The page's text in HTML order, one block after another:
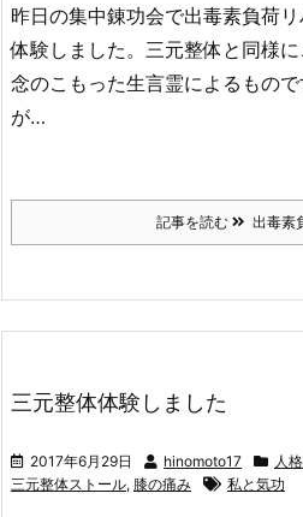
昨日の集中錬功会で出毒素負荷
体験しました。三元整体と同様
念のこもった生言霊によるもの
が…
記事を読む 出毒素
三元整体体験しました
2017年6月29日 hinomoto17 人
三元整体ストール, 膝の痛み 私と気功